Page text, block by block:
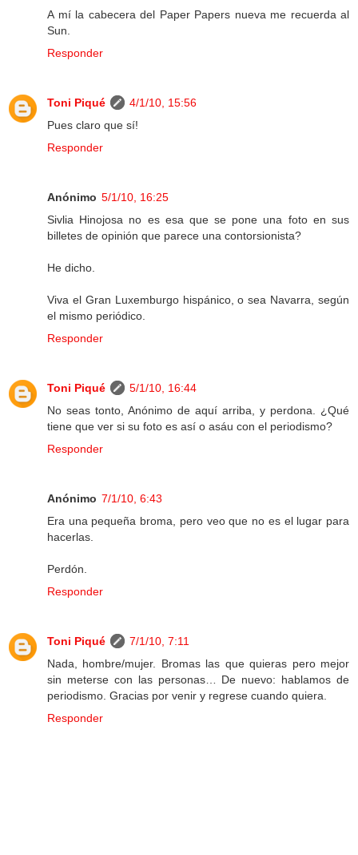
A mí la cabecera del Paper Papers nueva me recuerda al
Sun.
Responder
Toni Piqué
4/1/10, 15:56
Pues claro que sí!
Responder
Anónimo 5/1/10, 16:25
Sivlia Hinojosa no es esa que se pone una foto en sus
billetes de opinión que parece una contorsionista?
He dicho.
Viva el Gran Luxemburgo hispánico, o sea Navarra, según
el mismo periódico.
Responder
Toni Piqué
5/1/10, 16:44
No seas tonto, Anónimo de aquí arriba, y perdona. ¿Qué
tiene que ver si su foto es así o asáu con el periodismo?
Responder
Anónimo 7/1/10, 6:43
Era una pequeña broma, pero veo que no es el lugar para
hacerlas.
Perdón.
Responder
Toni Piqué
7/1/10, 7:11
Nada, hombre/mujer. Bromas las que quieras pero mejor
sin meterse con las personas… De nuevo: hablamos de
periodismo. Gracias por venir y regrese cuando quiera.
Responder